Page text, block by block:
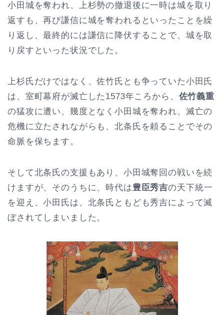
小田城を奪われ、上杉勢の撤退後に一時は城を取り
返すも、再び謙信に城を奪われるといったことを繰
り返し、最終的には謙信に降伏することで、城を取
り戻すといった状況でした。
上杉氏だけではなく、佐竹氏とも争っていた小田氏
は、室町幕府が滅亡した1573年ころから、 佐竹義重
の猛攻に遭い、幾度となく小田城を奪われ、滅亡の
危機に立たされながらも、北条氏を頼ることでその
命脈を保ちます。
そして北条氏の支援もあり、小田城奪回の戦いを続
けますが、そのうちに、時代は豊臣秀吉の天下統一
を迎え、小田氏は、北条氏ともども秀吉によって滅
ぼされてしまいました。